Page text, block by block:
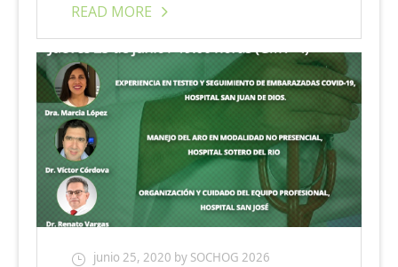
READ MORE
junio 25, 2020 by SOCHOG 2026